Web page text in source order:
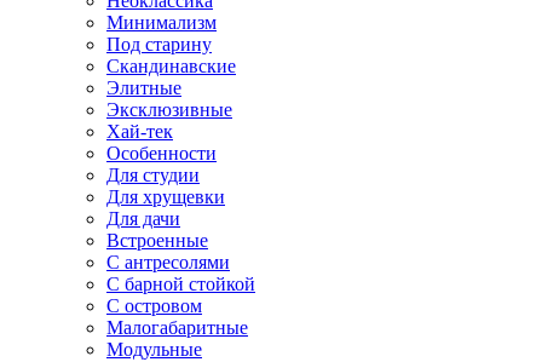
Минимализм
Под старину
Скандинавские
Элитные
Эксклюзивные
Хай-тек
Особенности
Для студии
Для хрущевки
Для дачи
Встроенные
С антресолями
С барной стойкой
С островом
Малогабаритные
Модульные